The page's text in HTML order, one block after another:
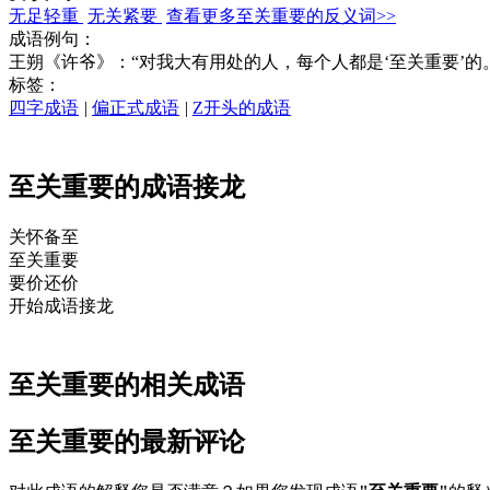
无足轻重 无关紧要 查看更多至关重要的反义词>>
成语例句：
王朔《许爷》：“对我大有用处的人，每个人都是‘至关重要’的
标签：
四字成语 | 偏正式成语 | Z开头的成语
至关重要的成语接龙
关怀备至
至关重要
要价还价
开始成语接龙
至关重要的相关成语
至关重要的最新评论